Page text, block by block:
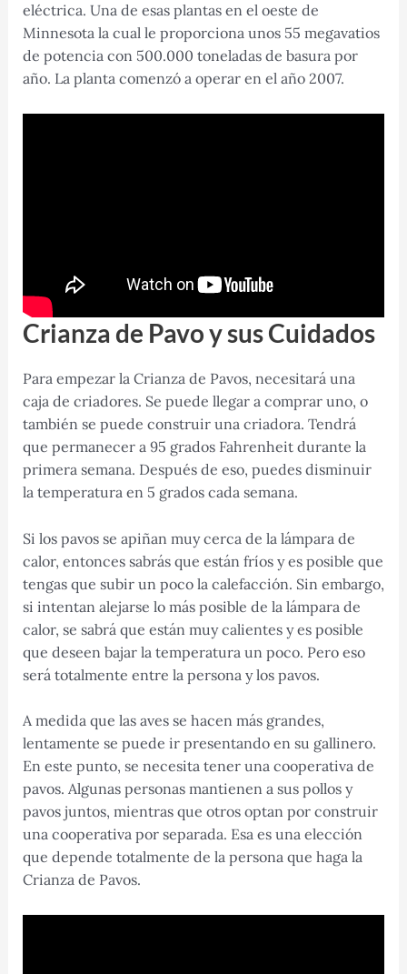
eléctrica. Una de esas plantas en el oeste de
Minnesota la cual le proporciona unos 55 megavatios
de potencia con 500.000 toneladas de basura por
año. La planta comenzó a operar en el año 2007.
Crianza de Pavo y sus Cuidados
Para empezar la Crianza de Pavos, necesitará una
caja de criadores. Se puede llegar a comprar uno, o
también se puede construir una criadora. Tendrá
que permanecer a 95 grados Fahrenheit durante la
primera semana. Después de eso, puedes disminuir
la temperatura en 5 grados cada semana.
Si los pavos se apiñan muy cerca de la lámpara de
calor, entonces sabrás que están fríos y es posible que
tengas que subir un poco la calefacción. Sin embargo,
si intentan alejarse lo más posible de la lámpara de
calor, se sabrá que están muy calientes y es posible
que deseen bajar la temperatura un poco. Pero eso
será totalmente entre la persona y los pavos.
A medida que las aves se hacen más grandes,
lentamente se puede ir presentando en su gallinero.
En este punto, se necesita tener una cooperativa de
pavos. Algunas personas mantienen a sus pollos y
pavos juntos, mientras que otros optan por construir
una cooperativa por separada. Esa es una elección
que depende totalmente de la persona que haga la
Crianza de Pavos.